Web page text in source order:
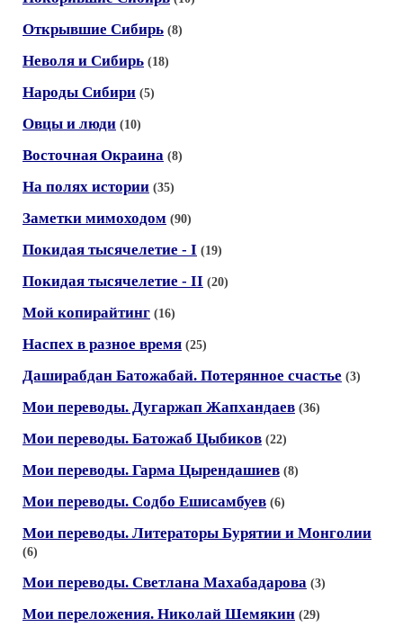
Открывшие Сибирь (8)
Неволя и Сибирь (18)
Народы Сибири (5)
Овцы и люди (10)
Восточная Окраина (8)
На полях истории (35)
Заметки мимоходом (90)
Покидая тысячелетие - I (19)
Покидая тысячелетие - II (20)
Мой копирайтинг (16)
Наспех в разное время (25)
Даширабдан Батожабай. Потерянное счастье (3)
Мои переводы. Дугаржап Жапхандаев (36)
Мои переводы. Батожаб Цыбиков (22)
Мои переводы. Гарма Цырендашиев (8)
Мои переводы. Содбо Ешисамбуев (6)
Мои переводы. Литераторы Бурятии и Монголии
(6)
Мои переводы. Светлана Махабадарова (3)
Мои переложения. Николай Шемякин (29)